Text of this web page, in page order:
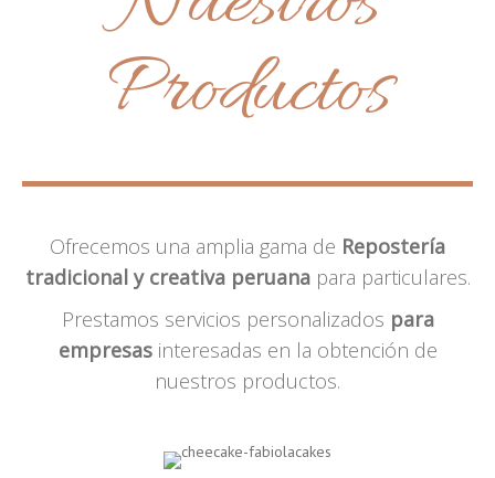
Productos
Ofrecemos una amplia gama de Repostería
tradicional y creativa peruanapara particulares.
Prestamos servicios personalizados para
empresasinteresadas en la obtención de
nuestros productos.